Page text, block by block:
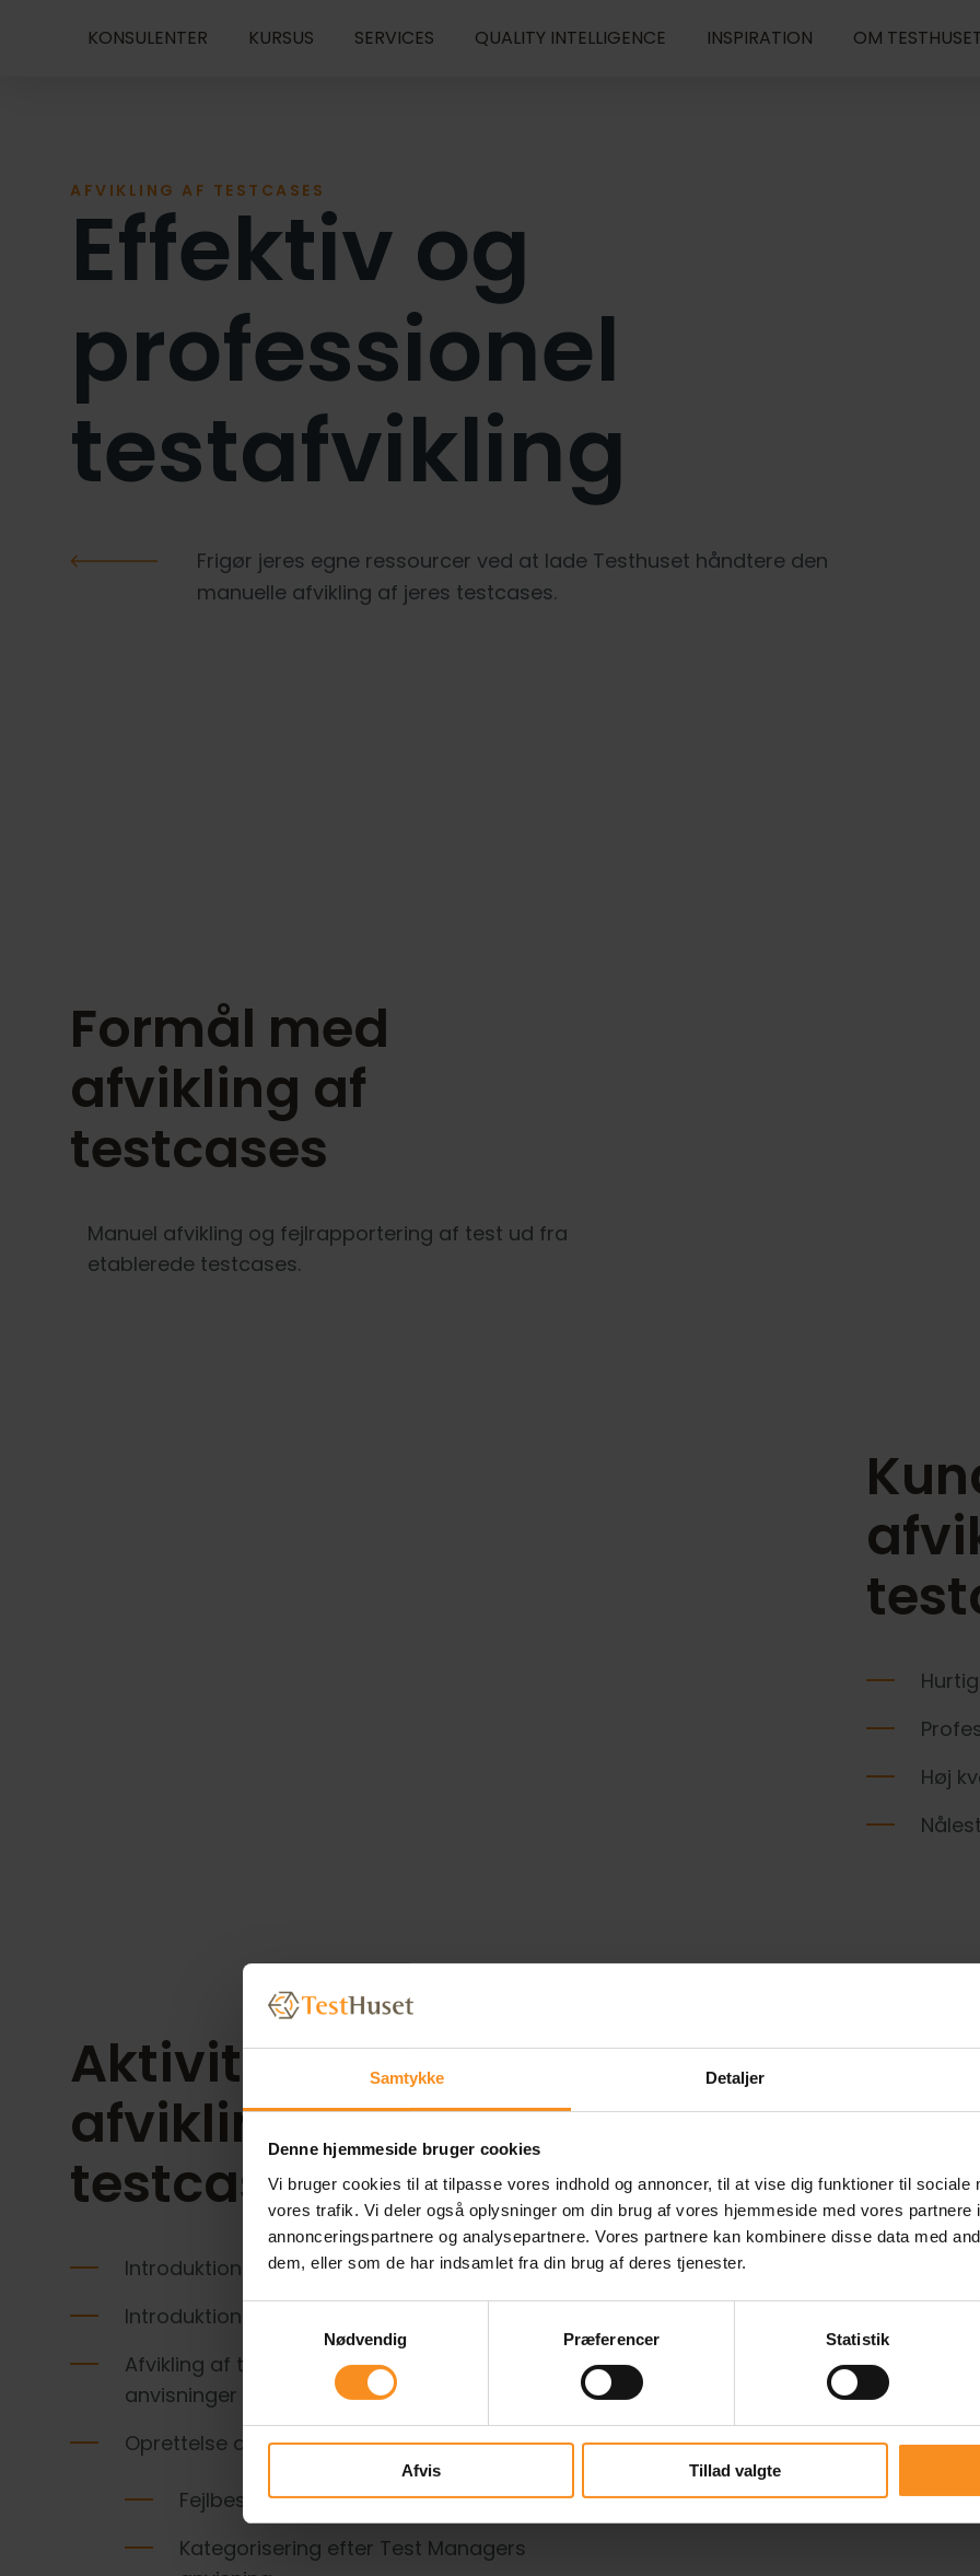
Samtykke Detaljer
Denne hjemmeside bruger cookies
Vi bruger cookies til at tilpasse vores indhold og annoncer, til at vise dig funktioner til sociale
vores trafik. Vi deler også oplysninger om din brug af vores hjemmeside med vores partnere
annonceringspartnere og analysepartnere. Vores partnere kan kombinere disse data med
dem, eller som de har indsamlet fra din brug af deres tjenester.
Nødvendig
Præferencer Statistik
Afvis Tillad valgte
KONSULENTER KURSUS SERVICES QUALITY INTELLIGENCE INSPIRATION OM
AFVIKLING AF TESTCASES
Effektiv og
professionel
testafvikling
Frigør jeres egne ressourcer ved at lade Testhuset håndtere den
manuelle afvikling af jeres testcases.
Formål med
afvikling af
testcases
Manuel afvikling og fejlrapportering af test ud fra
etablerede testcases.
Høj
Aktiviteter ved
afvikling af
testcases
Introduktion til projekt
Introduktion til testsets og testdata
Afvikling af testsets efter Test Managers
anvisninger
Oprettelse af fejlrapporter:
Fejlbeskrivelse
Kategorisering efter Test Managers
Content